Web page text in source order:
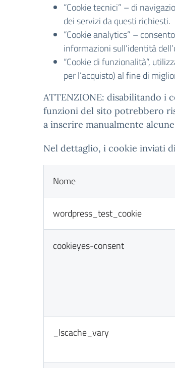
“Cookie tecnici” – di
dei servizi da questi richiesti.
“Cookie analytics” –
informazioni sull’identità
“Cookie di funzionalità”,
per l’acquisto) al fine di
ATTENZIONE: disabilitando
funzioni del sito potrebbero
a inserire manualmente
Nel dettaglio, i cookie inviati
Nome
wordpress_test_cookie
cookieyes-consent
_lscache_vary